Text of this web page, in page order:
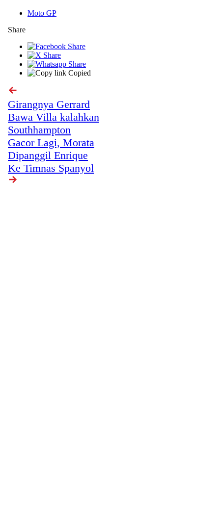
Moto GP
Share
Copied
Girangnya Gerrard
Bawa Villa kalahkan
Southhampton
Gacor Lagi, Morata
Dipanggil Enrique
Ke Timnas Spanyol